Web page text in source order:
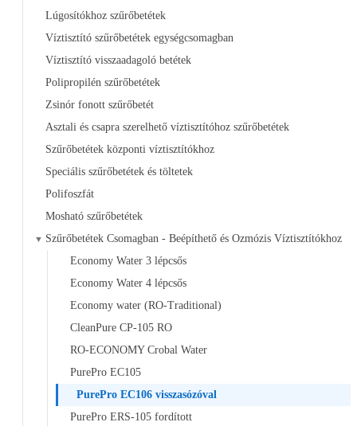
Lúgosítókhoz szűrőbetétek
Víztisztító szűrőbetétek egységcsomagban
Víztisztító visszaadagoló betétek
Polipropilén szűrőbetétek
Zsinór fonott szűrőbetét
Asztali és csapra szerelhető víztisztítóhoz szűrőbetétek
Szűrőbetétek központi víztisztítókhoz
Speciális szűrőbetétek és töltetek
Polifoszfát
Mosható szűrőbetétek
▼ Szűrőbetétek Csomagban - Beépíthető és Ozmózis Víztisztítókhoz
Economy Water 3 lépcsős
Economy Water 4 lépcsős
Economy water (RO-Traditional)
CleanPure CP-105 RO
RO-ECONOMY Crobal Water
PurePro EC105
PurePro EC106 visszasózóval
PurePro ERS-105 fordított